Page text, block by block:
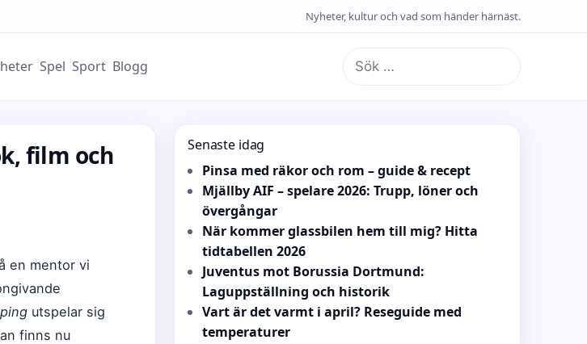
Nyheter, kultur och vad som händer härnäst.
Spel Sport Blogg
Sök
efter:
film och
en mentor vi
utspelar sig
finns nu
Senaste idag
Pinsa med räkor och rom – guide & recept
Mjällby AIF – spelare 2026: Trupp, löner och
övergångar
När kommer glassbilen hem till mig? Hitta
tidtabellen 2026
Juventus mot Borussia Dortmund:
Laguppställning och historik
Vart är det varmt i april? Reseguide med
temperaturer